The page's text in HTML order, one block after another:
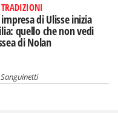
di Ulisse inizia
quello che non vedi
di Nolan